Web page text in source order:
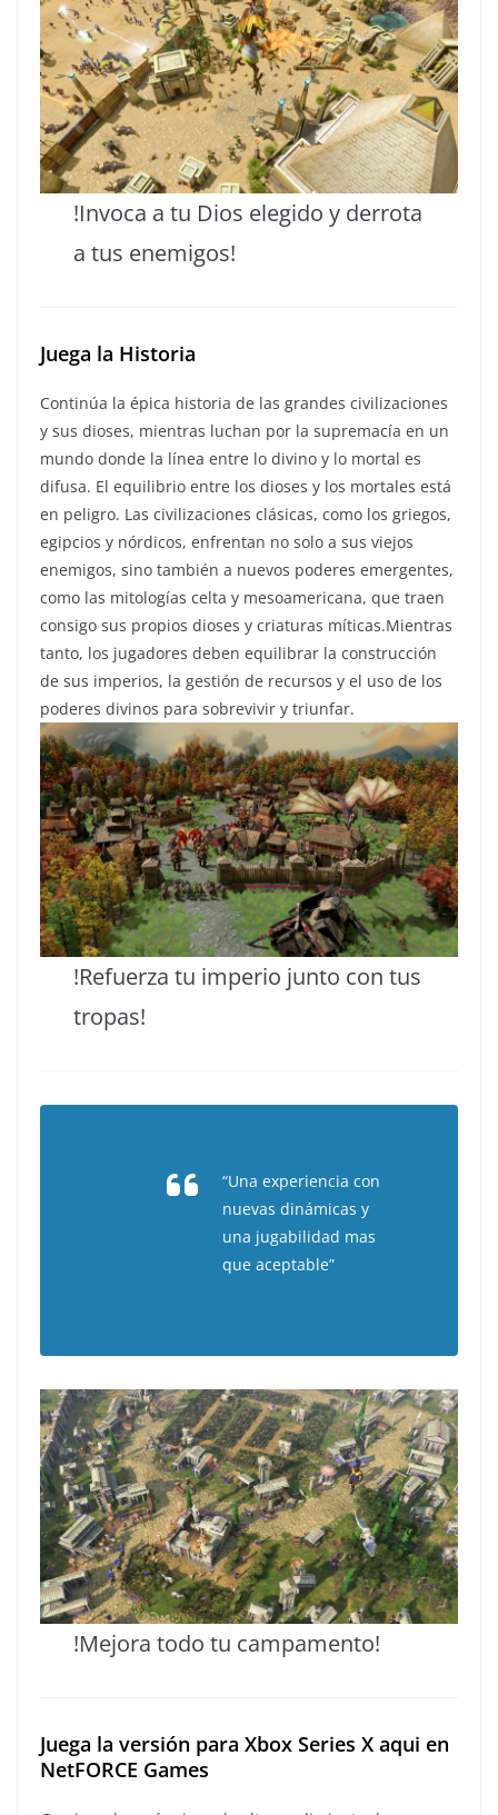
!Invoca a tu Dios elegido y derrota
a tus enemigos!
Juega la Historia
Continúa la épica historia de las grandes civilizaciones
y sus dioses, mientras luchan por la supremacía en un
mundo donde la línea entre lo divino y lo mortal es
difusa. El equilibrio entre los dioses y los mortales está
en peligro. Las civilizaciones clásicas, como los griegos,
egipcios y nórdicos, enfrentan no solo a sus viejos
enemigos, sino también a nuevos poderes emergentes,
como las mitologías celta y mesoamericana, que traen
consigo sus propios dioses y criaturas míticas.Mientras
tanto, los jugadores deben equilibrar la construcción
de sus imperios, la gestión de recursos y el uso de los
poderes divinos para sobrevivir y triunfar.
!Refuerza tu imperio junto con tus
tropas!
“Una experiencia con
nuevas dinámicas y
una jugabilidad mas
que aceptable”
!Mejora todo tu campamento!
Juega la versión para Xbox Series X aqui en
NetFORCE Games